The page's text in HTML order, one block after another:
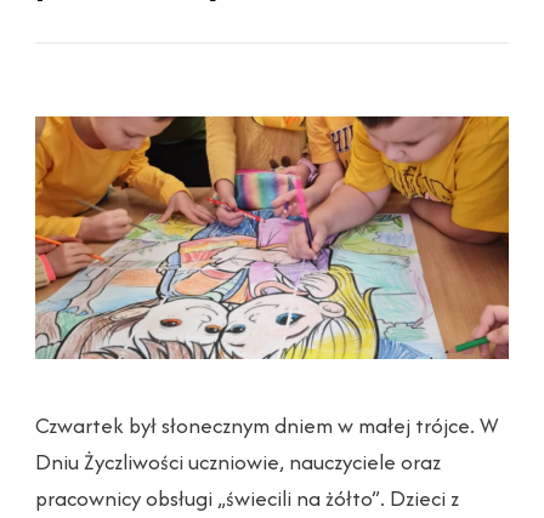
Czwartek był słonecznym dniem w małej trójce. W
Dniu Życzliwości uczniowie, nauczyciele oraz
pracownicy obsługi „świecili na żółto”. Dzieci z